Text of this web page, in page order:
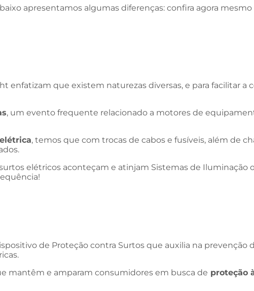
apresentamos algumas diferenças: confira agora
enfatizam que existem naturezas diversas, e para facilitar a
, um evento frequente relacionado a motores de
, temos que com trocas de cabos e fusíveis, além de
elétricos aconteçam e atinjam Sistemas de Iluminação
de Proteção contra Surtos que auxilia na prevenção
mantêm e amparam consumidores em busca de proteção